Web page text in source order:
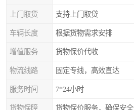
上门取货 支持上门取贷
车辆长度 根据货物需求安排
增值服务 货物保价代收
物流线路 固定专线，高效直达
服务时间 7*24小时
货物保障 货物保价服务，确保安全